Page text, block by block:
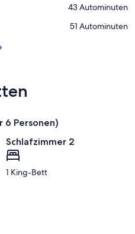
‪43 Autominuten‬
‪51 Autominuten‬
6 Personen)
Schlafzimmer 2
1 King-Bett